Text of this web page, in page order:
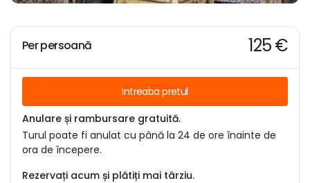
Per persoană 125 €
Intreaba pretul
Anulare și rambursare gratuită.
Turul poate fi anulat cu până la 24 de ore înainte de
ora de începere.
Rezervați acum și plătiți mai târziu.